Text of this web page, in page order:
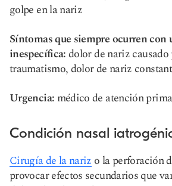
golpe en la nariz
Síntomas que siempre ocurren con
inespecífica:dolor de nariz
traumatismo, dolor de nariz
Urgencia: médico de atención
Condición nasal
Cirugía de la nariz o la perforación
provocar efectos secundarios que